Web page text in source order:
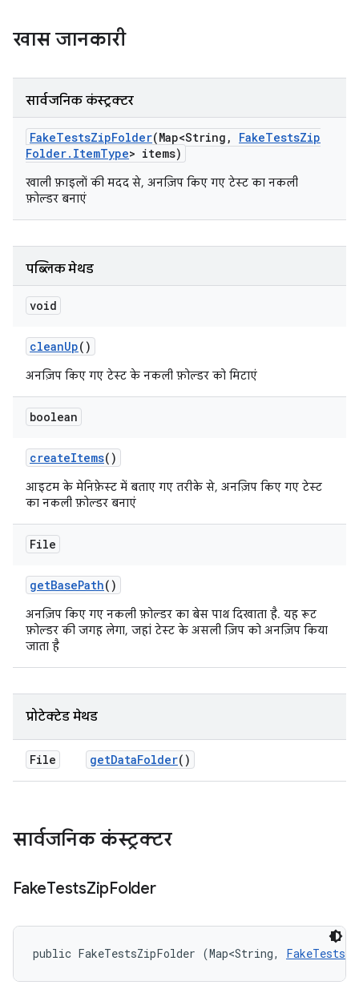
खास जानकारी
सार्वजनिक कंस्ट्रक्टर
FakeTestsZipFolder(Map<String , FakeTestsZip
Folder. ItemType> items)
खाली फ़ाइलों की मदद से, अनज़िप किए गए टेस्ट का नकली
फ़ोल्डर बनाएं
पब्लिक मेथड
void
cleanUp()
अनज़िप किए गए टेस्ट के नकली फ़ोल्डर को मिटाएं
boolean
createItems()
आइटम के मेनिफ़ेस्ट में बताए गए तरीके से, अनज़िप किए गए टेस्ट
का नकली फ़ोल्डर बनाएं
File
getBasePath()
अनज़िप किए गए नकली फ़ोल्डर का बेस पाथ दिखाता है. यह रूट
फ़ोल्डर की जगह लेगा, जहां टेस्ट के असली ज़िप को अनज़िप किया
जाता है
प्रोटेक्टेड मेथड
File getDataFolder()
सार्वजनिक कंस्ट्रक्टर
FakeTestsZipFolder
public FakeTestsZipFolder (Map<String,